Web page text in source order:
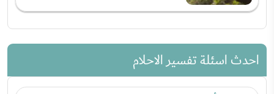
احدث اسئلة تفسير الاحلام